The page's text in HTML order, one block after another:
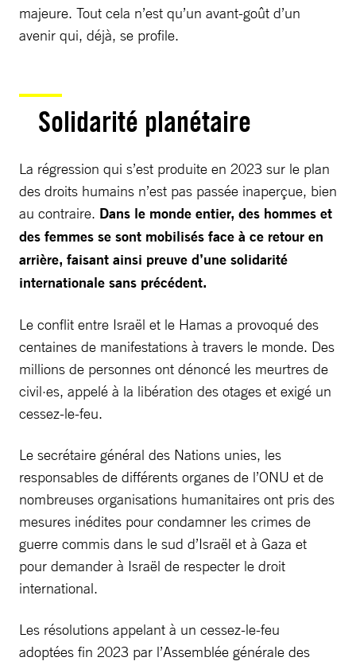
majeure. Tout cela n’est qu’un avant-goût d’un
avenir qui, déjà, se profile.
Solidarité planétaire
La régression qui s’est produite en 2023 sur le plan
des droits humains n’est pas passée inaperçue, bien
au contraire. Dans le monde entier, des hommes et
des femmes se sont mobilisés face à ce retour en
arrière, faisant ainsi preuve d’une solidarité
internationale sans précédent.
Le conflit entre Israël et le Hamas a provoqué des
centaines de manifestations à travers le monde. Des
millions de personnes ont dénoncé les meurtres de
civil·es, appelé à la libération des otages et exigé un
cessez-le-feu.
Le secrétaire général des Nations unies, les
responsables de différents organes de l’ONU et de
nombreuses organisations humanitaires ont pris des
mesures inédites pour condamner les crimes de
guerre commis dans le sud d’Israël et à Gaza et
pour demander à Israël de respecter le droit
international.
Les résolutions appelant à un cessez-le-feu
adoptées fin 2023 par l’Assemblée générale des